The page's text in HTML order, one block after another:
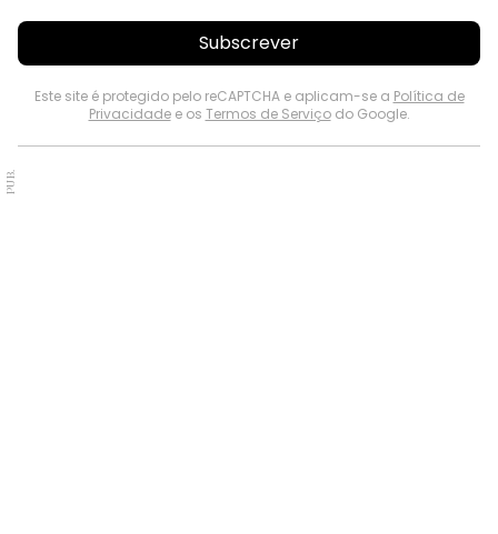
Subscrever
Este site é protegido pelo reCAPTCHA e aplicam-se a Política de
Privacidadee os Termos de Serviçodo Google.
PUB.